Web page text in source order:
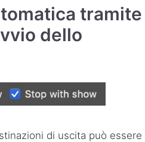
tramite
dello
di uscita può essere